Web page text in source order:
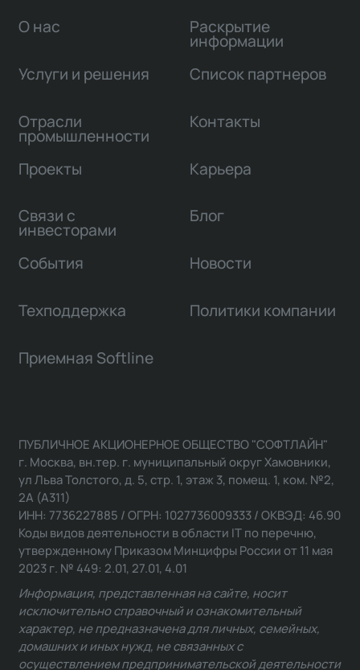
О нас
Услуги и решения
Отрасли
промышленности
Проекты
Связи с
инвесторами
Раскрытие
информации
Список партнеров
Контакты
Карьера
Блог
События Новости
Техподдержка Политики компании
Приемная Softline
ПУБЛИЧНОЕ АКЦИОНЕРНОЕ ОБЩЕСТВО "СОФТЛАЙН"
г. Москва, вн.тер. г. муниципальный округ Хамовники,
ул Льва Толстого, д. 5, стр. 1, этаж 3, помещ. 1, ком. №2,
2А (А311)
ИНН: 7736227885 / ОГРН: 1027736009333 / ОКВЭД: 46.90
Коды видов деятельности в области IT по перечню,
утвержденному Приказом Минцифры России от 11 мая
2023 г. № 449: 2.01, 27.01, 4.01
Информация, представленная на сайте, носит
исключительно справочный и ознакомительный
характер, не предназначена для личных, семейных,
домашних и иных нужд, не связанных с
осуществлением предпринимательской деятельности